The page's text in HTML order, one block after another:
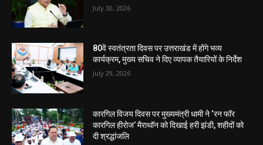
July 30, 2026
80वें स्वतंत्रता दिवस पर उत्तराखंड में होंगे भव्य
कार्यक्रम, मुख्य सचिव ने दिए व्यापक तैयारियों के निर्देश
July 29, 2026
कारगिल विजय दिवस पर मुख्यमंत्री धामी ने ‘रन फॉर
कारगिल हीरोज’ मैराथॉन को दिखाई हरी झंडी, शहीदों को
दी श्रद्धांजलि